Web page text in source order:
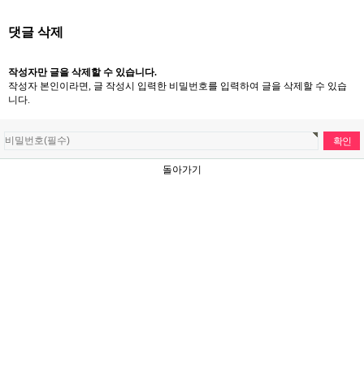
댓글 삭제
작성자만 글을 삭제할 수 있습니다.
작성자 본인이라면, 글 작성시 입력한 비밀번호를 입력하여 글을 삭제할 수 있습
니다.
돌아가기